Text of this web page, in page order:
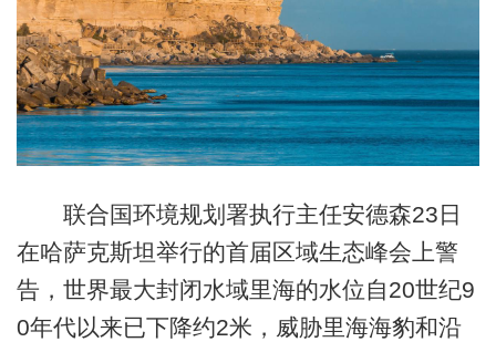
联合国环境规划署执行主任安德森23日
在哈萨克斯坦举行的首届区域生态峰会上警
告，世界最大封闭水域里海的水位自20世纪9
0年代以来已下降约2米，威胁里海海豹和沿